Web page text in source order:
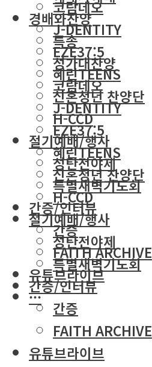
코람데오
J-DENTITY
EZE37:5
혜린TEENS
신혼청년 찬양단
H-CCD
절기예배/행사
성탄전야제
특별새벽기도회
간증/인터뷰
간증
FAITH ARCHIVE
유튜브라이브
···
경배와찬양
특송
성가대찬양
코람데오
J-DENTITY
EZE37:5
혜린TEENS
신혼청년 찬양단
H-CCD
절기예배/행사
성탄전야제
특별새벽기도회
간증/인터뷰
간증
FAITH ARCHIVE
유튜브라이브